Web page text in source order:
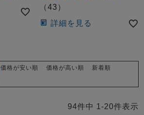
（43 ）
詳細を見る
価格が安い順 価格が高い順
新着順
94件中 1 -20件表示